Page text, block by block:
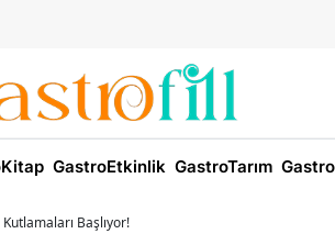
GastroEtkinlik GastroTarım
Başlıyor!